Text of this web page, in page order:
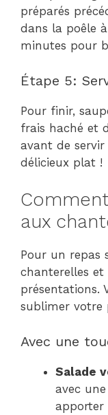
préparés
dans la poêle
minutes pour
Étape 5:
Pour finir,
frais haché et
avant de
délicieux plat !
aux
Pour un repas
chanterelles et
présentations.
sublimer votre
Avec une
Salade
avec
apporter